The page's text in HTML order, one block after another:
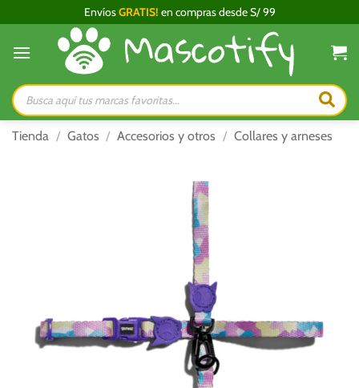
al
contenido
EnvíosGRATIS! en compras desde S/ 99
Búsqueda
de
productos
Tienda / Gatos / Accesorios y otros / Collares y arneses